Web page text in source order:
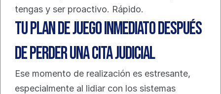
tengas y ser proactivo. Rápido.
Tu Plan de Juego Inmediato Después
de Perder una Cita Judicial
Ese momento de realización es estresante,
especialmente al lidiar con los sistemas